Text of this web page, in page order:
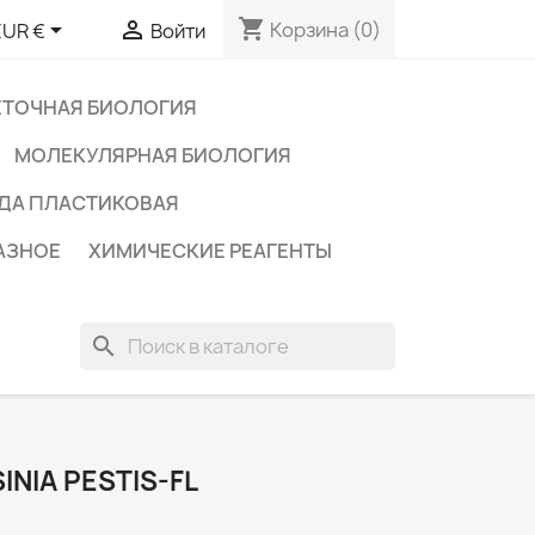
€  Войти shopping_cart Корзина (0)
БИОЛОГИЯ
МОЛЕКУЛЯРНАЯ БИОЛОГИЯ
ПЛАСТИКОВАЯ
ХИМИЧЕСКИЕ РЕАГЕНТЫ
search
PESTIS-FL